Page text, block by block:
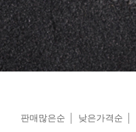
판매많은순 낮은가격순